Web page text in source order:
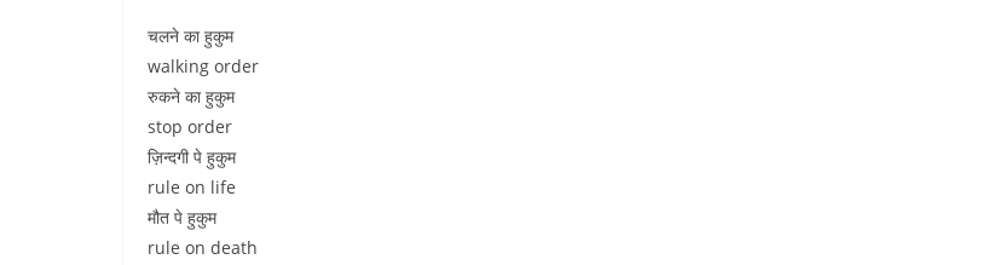
चलने का हुकुम
walking order
रुकने का हुकुम
stop order
ज़िन्दगी पे हुकुम
rule on life
मौत पे हुकुम
rule on death